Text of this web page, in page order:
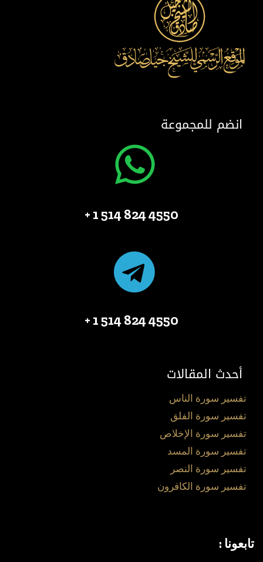
انضم للمجموعة
4550 824 514 1 +
4550 824 514 1 +
أحدث المقالات
تفسير سورة الناس
تفسير سورة الفلق
تفسير سورة الإخلاص
تفسير سورة المسد
تفسير سورة النصر
تفسير سورة الكافرون
تابعونا :